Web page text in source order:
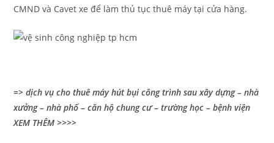
CMND và Cavet xe để làm thủ tục thuê máy tại cửa hàng.
=> dịch vụ cho thuê máy hút bụi công trình sau xây dựng – nhà
xưởng – nhà phố – căn hộ chung cư – trường học – bệnh viện
XEM THÊM >>>>